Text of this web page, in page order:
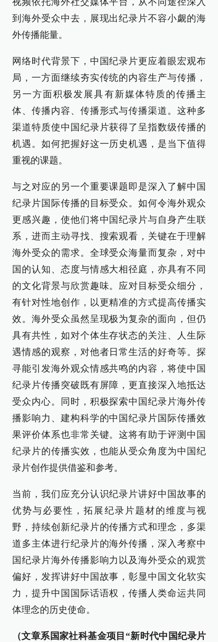
到海外受众中去，展现出纪录片不容小觑的海
外传播能量。
网络时代背景下，中国纪录片更应着眼宏观布
局，一方面继续夯实传统的内容生产与传播，
另一方面积极发展具有新媒体特质的传播主
体、传播内容、传播形式与传播渠道。这种多
渠道特质使中国纪录片获得了呈指数级传播的
机遇。如何把握好这一历史机遇，是当下值得
重视的课题。
与之对应的另一个重要课题即是深入了解中国
纪录片国际传播的目标受众。如何令海外观众
更感兴趣，使他们将中国纪录片与自身产生联
系，进而主动寻找、搜索观看，关键在于理解
海外受众的需求。全球受众海量而复杂，对中
国的认知、态度与情感大相径庭，亦具有不同
的文化背景与欣赏趣味。应对目标受众细分，
有针对性地创作，以更精准的方式提高传播实
效。海外受众虽然呈现极为复杂的面向，但仍
具有共性，如对个体生存状态的关注、人生际
遇情感的观察，对他者日常生活的好奇等。探
寻能引发海外观众情感共鸣的内容，将使中国
纪录片传播突破既有屏障，更直接深入地抵达
受众内心。同时，积极探索中国纪录片海外传
播影响力、建构科学的中国纪录片国际传播效
果评价体系也非常关键。这将有助于评测中国
纪录片的传播实效，也能从受众角度为中国纪
录片创作提供借鉴和参考。
当前，我们应充分认识纪录片讲好中国故事的
优势与必要性，拓展纪录片题材的维度与视
野，持续创新纪录片的传播方式和理念，多渠
道多主体进行纪录片的海外传播，深入考察中
国纪录片海外传播影响力以及海外受众的观赏
偏好，发挥讲好中国故事，彰显中国文化软实
力，提升中国国际话语权，传播人类命运共同
体理念的历史使命。
（文章系国家社科基金项目“新时代中国纪录片